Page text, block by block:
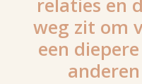
relaties en
weg zit om
een